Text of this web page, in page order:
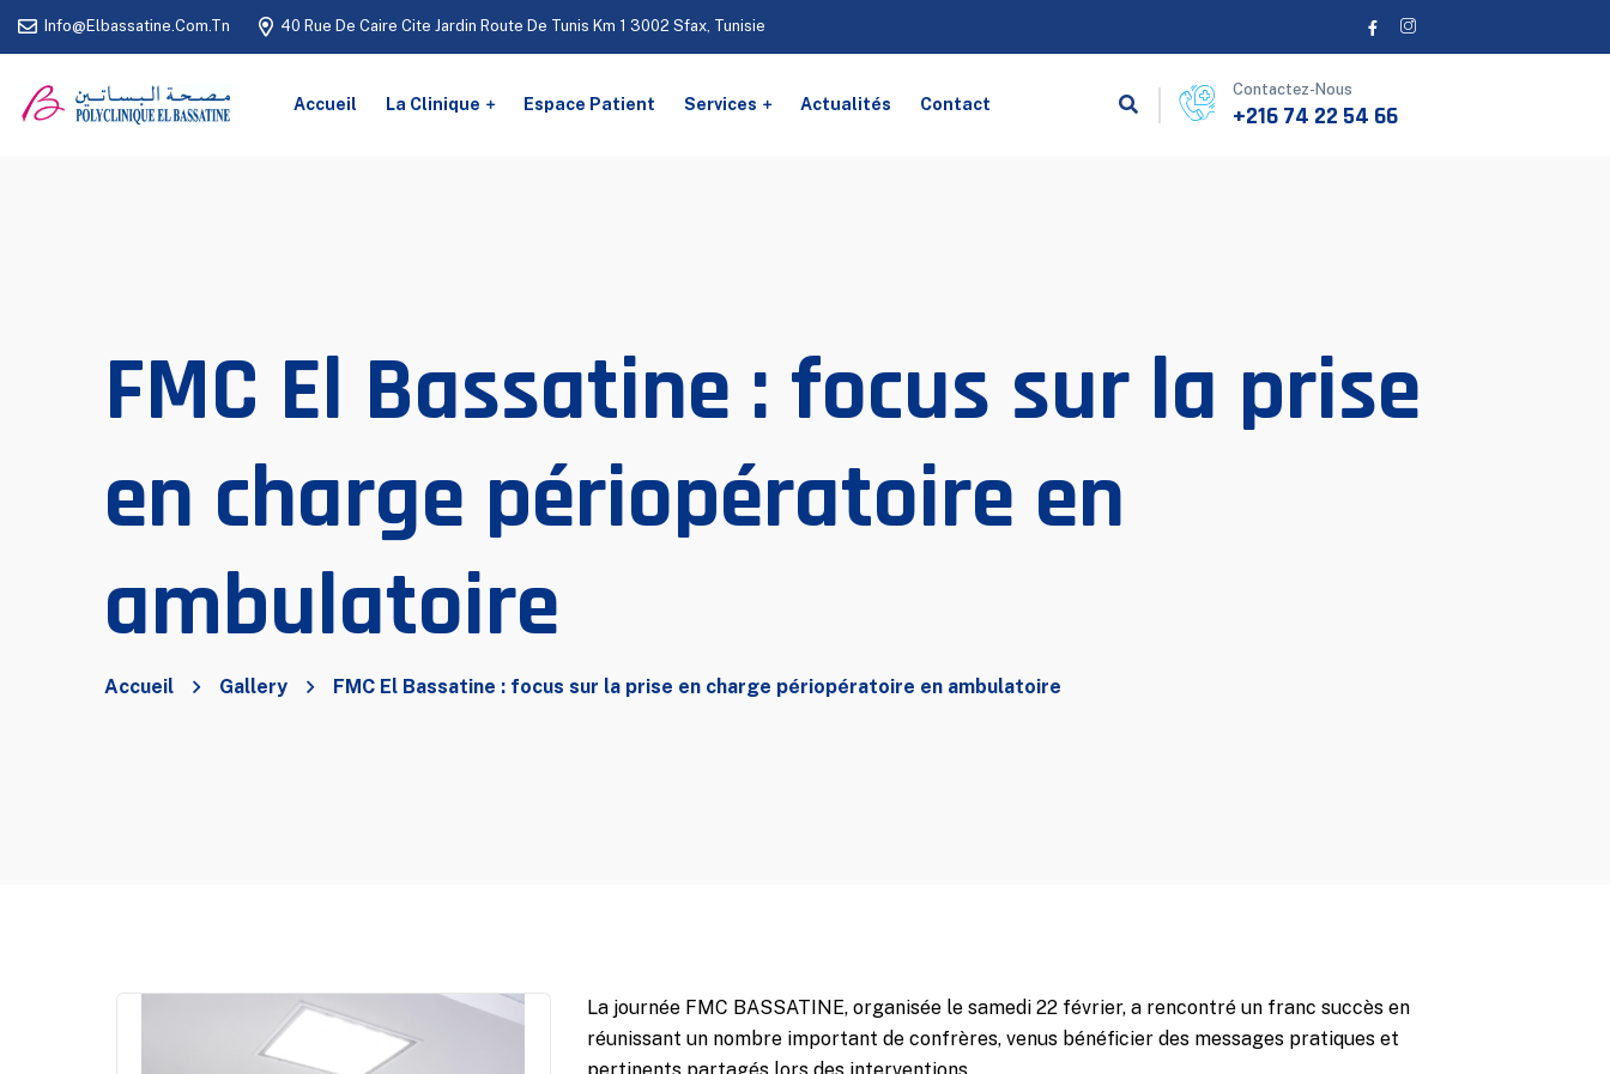
Info@elbassatine.com.tn 40 Rue De Caire Cite Jardin Route De Tunis Km 1 3002 Sfax, Tunisie
Accueil La Clinique Espace Patient Services Actualités Contact
Contactez-Nous
+216 74 22 54 66
FMC El Bassatine : focus sur la prise
en charge périopératoire en
ambulatoire
Accueil Gallery FMC El Bassatine : focus sur la prise en charge périopératoire en ambulatoire
La journée FMC BASSATINE, organisée le samedi 22 février, a rencontré un franc succès en
réunissant un nombre important de confrères, venus bénéficier des messages pratiques et